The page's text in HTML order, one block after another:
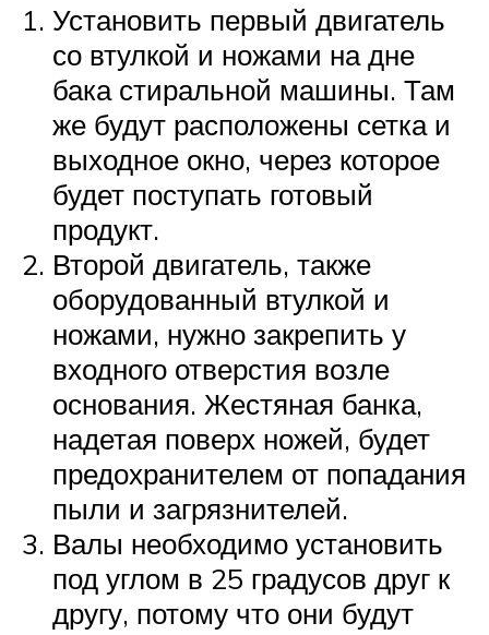
Установить первый двигатель
со втулкой и ножами на дне
бака стиральной машины. Там
же будут расположены сетка и
выходное окно, через которое
будет поступать готовый
продукт.
Второй двигатель, также
оборудованный втулкой и
ножами, нужно закрепить у
входного отверстия возле
основания. Жестяная банка,
надетая поверх ножей, будет
предохранителем от попадания
пыли и загрязнителей.
Валы необходимо установить
под углом в 25 градусов друг к
другу, потому что они будут